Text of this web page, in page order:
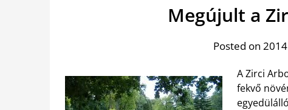
Megújult a
Posted on
A Zirci
fekvő